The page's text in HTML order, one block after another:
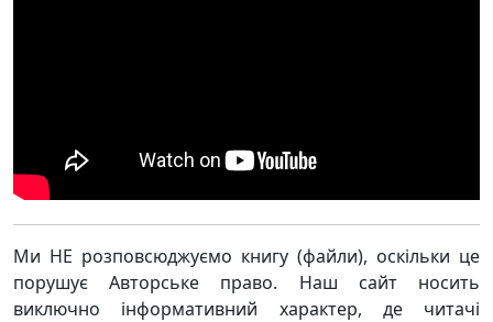
Ми НЕ розповсюджуємо книгу (файли), оскільки це
порушує Авторське право. Наш сайт носить
виключно інформативний характер, де читачі